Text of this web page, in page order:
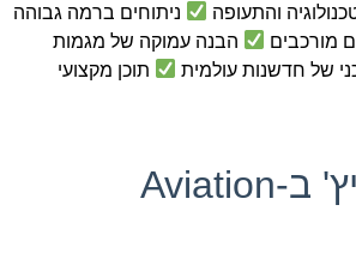
והתעופה
ניתוחים ברמה גבוהה
מורכבים
הבנה עמוקה של מגמות
של חדשנות עולמית
תוכן מקצועי
גל חיימוביץ' ב-Aviation